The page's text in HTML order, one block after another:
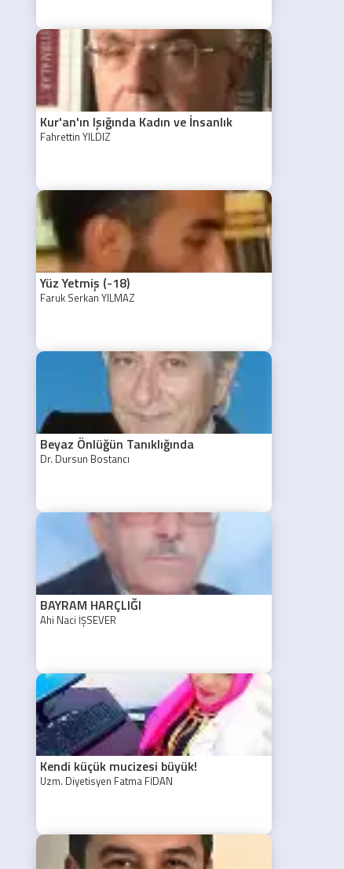
Kur'an'ın Işığında Kadın ve İnsanlık
Fahrettin YILDIZ
Yüz Yetmiş (-18)
Faruk Serkan YILMAZ
Beyaz Önlüğün Tanıklığında
Dr. Dursun Bostancı
BAYRAM HARÇLIĞI
Ahi Naci İŞSEVER
Kendi küçük mucizesi büyük!
Uzm. Diyetisyen Fatma FİDAN